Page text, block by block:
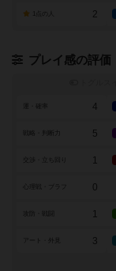
2
プレイ感の評価
4
5
交渉・立ち回り 1
0
1
アート・外見 3